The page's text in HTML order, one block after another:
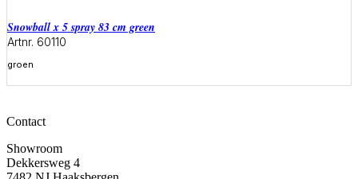
snowball x 5 spray 83 cm green
Artnr. 60110
groen
Meer informatie
Contact
Showroom
Dekkersweg 4